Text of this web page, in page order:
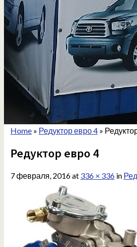
Home» Редуктор евро 4»
Редуктор евро 4
7 февраля, 2016at 336 × 336in